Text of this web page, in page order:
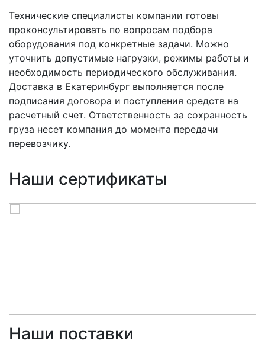
Технические специалисты компании готовы
проконсультировать по вопросам подбора
оборудования под конкретные задачи. Можно
уточнить допустимые нагрузки, режимы работы и
необходимость периодического обслуживания.
Доставка в Екатеринбург выполняется после
подписания договора и поступления средств на
расчетный счет. Ответственность за сохранность
груза несет компания до момента передачи
перевозчику.
Наши сертификаты
Наши поставки